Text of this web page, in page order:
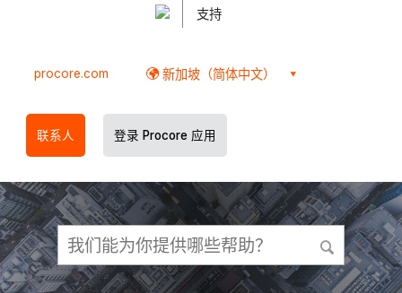
支持
procore.com 新加坡（简体中文）
联系人 登录 Procore 应用